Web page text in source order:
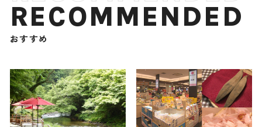
RECOMMENDED
おすすめ